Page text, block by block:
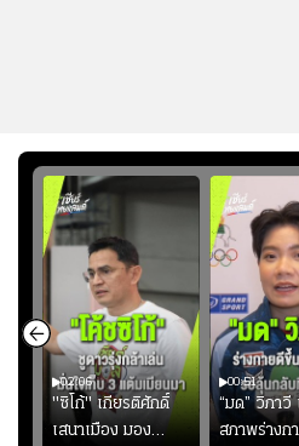
02:06
"ซิโก้" เกียรติศักดิ์
เสนาเมือง มอง
00:51
“มด” วิภาวี
สภาพร่างก